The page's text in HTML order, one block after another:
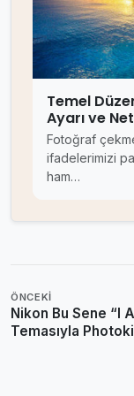
Temel
Ayarı ve
Fotoğraf
ifadelerimizi
ham…
ÖNCEKI
Nikon Bu Sene “I
Temasıyla